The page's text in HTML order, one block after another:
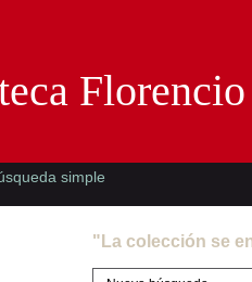
"La colección se
Florencio
simple